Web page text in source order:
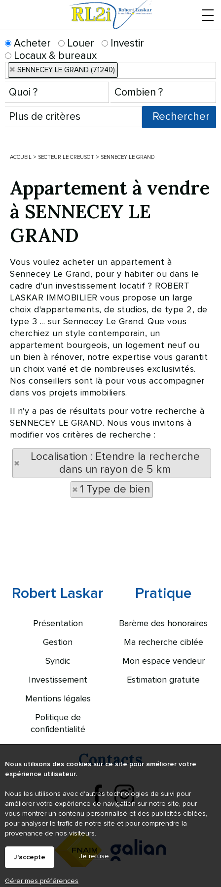
Acheter Louer
Investir
Locaux & bureaux
SENNECEY LE GRAND (71240)
ACCUEIL > SECTEUR LE CREUSOT > SENNECEY LE GRAND
Appartement à vendre
à SENNECEY LE
GRAND
Vous voulez acheter un appartement à
Sennecey Le Grand, pour y habiter ou dans le
cadre d'un investissement locatif ? ROBERT
LASKAR IMMOBILIER vous propose un large
choix d'appartements, de studios, de type 2, de
type 3 ... sur Sennecey Le Grand. Que vous
cherchiez un style contemporain, un
appartement bourgeois, un logement neuf ou
un bien à rénover, notre expertise vous garantit
un choix varié et de nombreuses exclusivités.
Nos conseillers sont là pour vous accompagner
dans vos projets immobiliers.
Il n'y a pas de résultats pour votre recherche à
SENNECEY LE GRAND. Nous vous invitons à
modifier vos critères de recherche :
Localisation : Etendre la recherche
dans un rayon de 5 km
1 Type de bien
Robert Laskar
Présentation
Gestion
Syndic
Investissement
Mentions légales
Politique de
confidentialité
Pratique
Barème des honoraires
Ma recherche ciblée
Mon espace vendeur
Estimation gratuite
Contacts
Nous utilisons des cookies sur ce site pour améliorer votre
expérience utilisateur.
Nous les utilisons avec d'autres technologies de suivi pour
améliorer votre expérience de navigation sur notre site, pour
vous montrer un contenu personnalisé et des publicités ciblées,
pour analyser le trafic de notre site et pour comprendre la
provenance de nos visiteurs.
J'accepte Je refuse
Gérer mes préférences